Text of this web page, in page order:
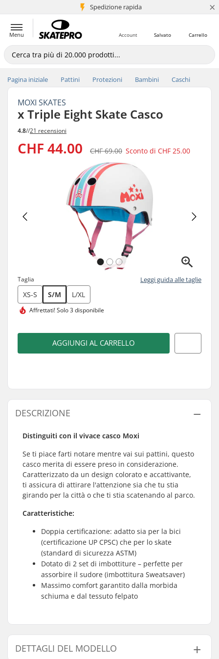
Spedizione rapida
+5 mln di clienti ×
Menu Carrello
Salvato
Account
Pagina iniziale Pattini Protezioni Bambini Caschi
MOXI SKATES
x Triple Eight Skate Casco
4.8//21 recensioni
CHF 44.00 CHF 69.00 Sconto di CHF 25.00
Taglia Leggi guida alle taglie
XS-S S/M L/XL
Affrettati!Solo 3 disponibile
AGGIUNGI AL CARRELLO
DESCRIZIONE
Distinguiti con il vivace casco Moxi
Se ti piace farti notare mentre vai sui pattini, questo
casco merita di essere preso in considerazione.
Caratterizzato da un design colorato e accattivante,
ti assicura di attirare l'attenzione sia che tu stia
girando per la città o che ti stia scatenando al parco.
Caratteristiche:
Doppia certificazione: adatto sia per la bici
(certificazione UP CPSC) che per lo skate
(standard di sicurezza ASTM)
Dotato di 2 set di imbottiture – perfette per
assorbire il sudore (imbottitura Sweatsaver)
Massimo comfort garantito dalla morbida
schiuma e dal tessuto felpato
DETTAGLI DEL MODELLO